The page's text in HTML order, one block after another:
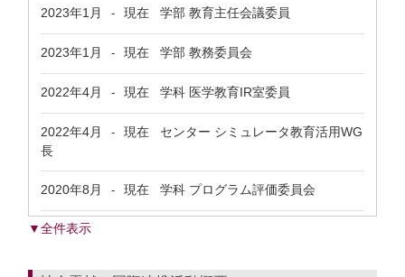
2023年1月 - 現在 学部 教育主任会議委員
2023年1月 - 現在 学部 教務委員会
2022年4月 - 現在 学科 医学教育IR室委員
2022年4月 - 現在 センター シミュレータ教育活用WG
長
2020年8月 - 現在 学科 プログラム評価委員会
▼全件表示